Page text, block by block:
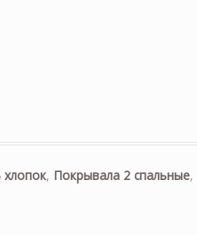
, Покрывала 2 спальные,